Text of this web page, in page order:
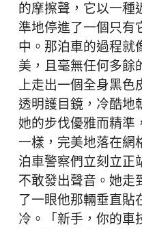
的摩擦聲，它以一種
準地停進了一個只有
中。那泊車的過程就
美，且毫無任何多餘
上走出一個全身黑色
透明護目鏡，冷酷地
她的步伐優雅而精準
一樣，完美地落在網
泊車警察們立刻立正
不敢發出聲音。她走
了一眼他那輛垂直貼
冷。「新手，你的車